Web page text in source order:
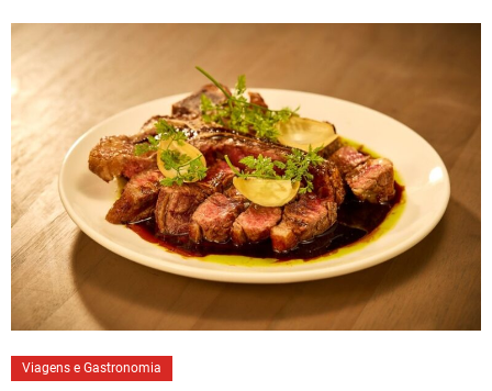
Viagens e Gastronomia